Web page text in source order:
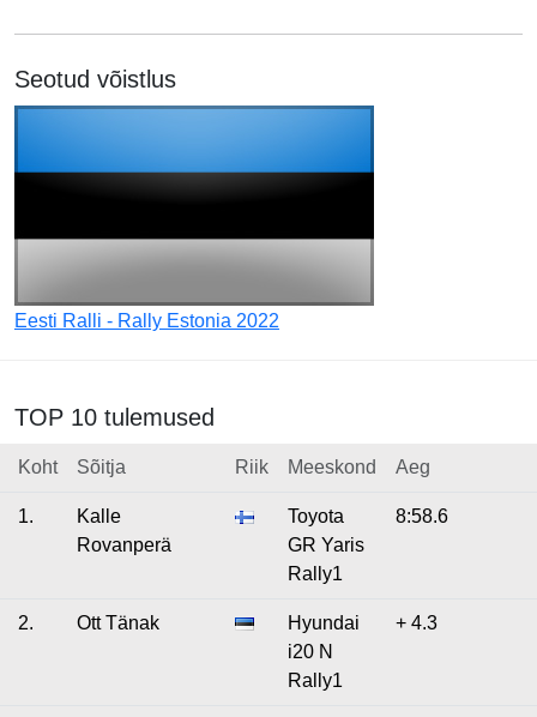
Seotud võistlus
Eesti Ralli - Rally Estonia 2022
TOP 10 tulemused
Koht Sõitja Riik Meeskond Aeg
1.
Kalle
Rovanperä
Toyota
GR Yaris
Rally1
8:58.6
2. Ott Tänak
Hyundai
i20 N
Rally1
+ 4.3